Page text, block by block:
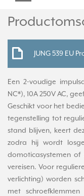
JUNG 539 EU
Een 2-voudige
NC*), 10A 250V AC,
Geschikt voor het
tegenstelling tot
stand blijven, keert
zodra hij wordt
domoticasystemen
vereisen. Voor
verlichting) worden
met